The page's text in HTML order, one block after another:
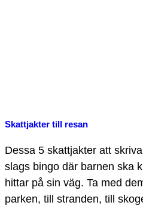
Skattjakter till resan
Dessa 5 skattjakter att
slags bingo där barnen ska
hittar på sin väg. Ta med
parken, till stranden, till